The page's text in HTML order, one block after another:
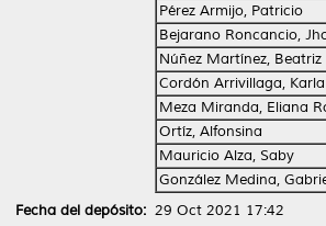
Pérez Armijo, Patricio
Bejarano Roncancio,
Núñez Martínez, Beatriz
Cordón Arrivillaga, Karla
Meza Miranda, Eliana
Ortíz, Alfonsina
Mauricio Alza, Saby
González Medina,
Fecha del depósito: 29 Oct 2021 17:42